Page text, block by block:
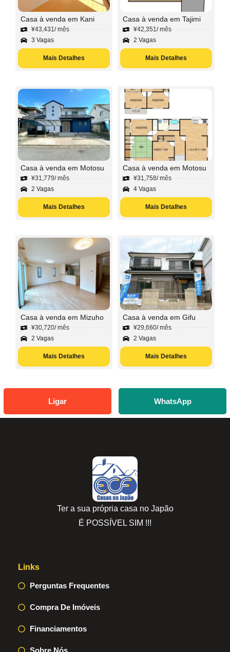
Casa à venda em Kani
¥43,431/ mês
3 Vagas
Mais Detalhes
Casa à venda em Tajimi
¥42,351/ mês
2 Vagas
Mais Detalhes
Casa à venda em Motosu
¥31,779/ mês
2 Vagas
Mais Detalhes
Casa à venda em Motosu
¥31,758/ mês
4 Vagas
Mais Detalhes
Casa à venda em Mizuho
¥30,720/ mês
2 Vagas
Mais Detalhes
Casa à venda em Gifu
¥29,660/ mês
2 Vagas
Mais Detalhes
Ligar WhatsApp
Ter a sua própria casa no Japão
É POSSÍVEL SIM !!!
Links
Perguntas Frequentes
Compra De Imóveis
Financiamentos
Sobre Nós